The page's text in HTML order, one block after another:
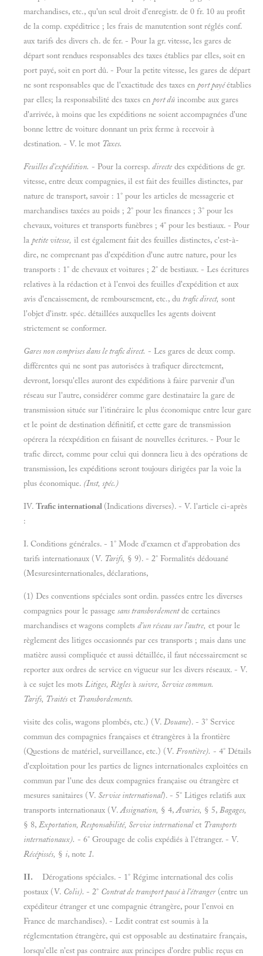
marchandises, etc., qu'un seul droit d'enregistr. de 0 fr. 10 au profit
de la comp. expéditrice ; les frais de manutention sont réglés conf.
aux tarifs des divers ch. de fer. - Pour la gr. vitesse, les gares de
départ sont rendues responsables des taxes établies par elles, soit en
port payé, soit en port dû. - Pour la petite vitesse, les gares de départ
ne sont responsables que de l'exactitude des taxes en port payéétablies
par elles; la responsabilité des taxes en port dû incombe aux gares
d'arrivée, à moins que les expéditions ne soient accompagnées d'une
bonne lettre de voiture donnant un prix ferme à recevoir à
destination. - V. le mot Taxes.
Feuilles d'expédition. - Pour la corresp. directe des expéditions de gr.
vitesse, entre deux compagnies, il est fait des feuilles distinctes, par
nature de transport, savoir : 1° pour les articles de messagerie et
marchandises taxées au poids ; 2° pour les finances ; 3° pour les
chevaux, voitures et transports funèbres ; 4° pour les bestiaux. - Pour
la petite vitesse, il est également fait des feuilles distinctes, c'est-à-
dire, ne comprenant pas d'expédition d'une autre nature, pour les
transports : 1° de chevaux et voitures ; 2° de bestiaux. - Les écritures
relatives à la rédaction et à l'envoi des feuilles d'expédition et aux
avis d'encaissement, de remboursement, etc., du trafic direct, sont
l'objet d'instr. spéc. détaillées auxquelles les agents doivent
strictement se conformer.
Gares non comprises dans le trafic direct. - Les gares de deux comp.
différentes qui ne sont pas autorisées à trafiquer directement,
devront, lorsqu'elles auront des expéditions à faire parvenir d'un
réseau sur l'autre, considérer comme gare destinataire la gare de
transmission située sur l'itinéraire le plus économique entre leur gare
et le point de destination définitif, et cette gare de transmission
opérera la réexpédition en faisant de nouvelles écritures. - Pour le
trafic direct, comme pour celui qui donnera lieu à des opérations de
transmission, les expéditions seront toujours dirigées par la voie la
plus économique. (Inst, spéc.)
IV. Trafic international (Indications diverses). - V. l'article ci-après
:
I. Conditions générales. - 1° Mode d'examen et d'approbation des
tarifs internationaux (V. Tarifs, § 9). - 2° Formalités dédouané
(Mesuresinternationales, déclarations,
(1) Des conventions spéciales sont ordin. passées entre les diverses
compagnies pour le passage sans transbordementde certaines
marchandises et wagons complets d'un réseau sur l'autre, et pour le
règlement des litiges occasionnés par ces transports ; mais dans une
matière aussi compliquée et aussi détaillée, il faut nécessairement se
reporter aux ordres de service en vigueur sur les divers réseaux. - V.
à ce sujet les mots Litiges, Règles à suivre, Service commun.
Tarifs, Traités et Transbordements.
visite des colis, wagons plombés, etc.) (V. Douane). - 3° Service
commun des compagnies françaises et étrangères à la frontière
(Questions de matériel, surveillance, etc.) (V. Frontière). - 4° Détails
d'exploitation pour les parties de lignes internationales exploitées en
commun par l'une des deux compagnies française ou étrangère et
mesures sanitaires (V. Service international). - 5° Litiges relatifs aux
transports internationaux (V.Assignation, § 4,Avaries, § 5, Bagages,
§ 8, Exportation, Responsabilité, Service internationalet Transports
internationaux). - 6° Groupage de colis expédiés à l'étranger. - V.
Récépissés, § i, note 1.
II. Dérogations spéciales. - 1° Régime international des colis
postaux (V. Colis). - 2° Contrat de transport passé à l'étranger(entre un
expéditeur étranger et une compagnie étrangère, pour l'envoi en
France de marchandises). - Ledit contrat est soumis à la
réglementation étrangère, qui est opposable au destinataire français,
lorsqu'elle n'est pas contraire aux principes d'ordre public reçus en